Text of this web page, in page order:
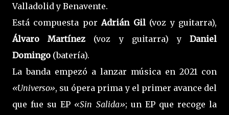
Valladolid y Benavente.
Está compuesta porAdrián Gil(voz y guitarra),
Álvaro Martínez (voz y guitarra) yDaniel
Domingo (batería).
La banda empezó a lanzar música en 2021 con
«Universo», su ópera prima y el primer avance del
que fue su EP «Sin Salida»; un EP que recoge la